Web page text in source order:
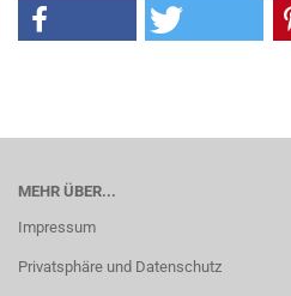
MEHR ÜBER...
Impressum
Privatsphäre und Datenschutz